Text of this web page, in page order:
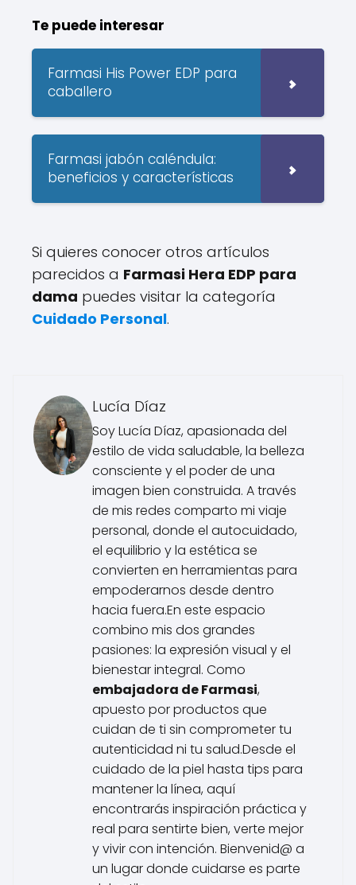
Te puede interesar
Farmasi His Power EDP para
caballero
Farmasi jabón caléndula:
beneficios y características
Si quieres conocer otros artículos
parecidos a Farmasi Hera EDP para
dama puedes visitar la categoría
Cuidado Personal.
Lucía Díaz
Soy Lucía Díaz, apasionada del
estilo de vida saludable, la belleza
consciente y el poder de una
imagen bien construida. A través
de mis redes comparto mi viaje
personal, donde el autocuidado,
el equilibrio y la estética se
convierten en herramientas para
empoderarnos desde dentro
hacia fuera.En este espacio
combino mis dos grandes
pasiones: la expresión visual y el
bienestar integral. Como
embajadora de Farmasi,
apuesto por productos que
cuidan de ti sin comprometer tu
autenticidad ni tu salud.Desde el
cuidado de la piel hasta tips para
mantener la línea, aquí
encontrarás inspiración práctica y
real para sentirte bien, verte mejor
y vivir con intención. Bienvenid@ a
un lugar donde cuidarse es parte